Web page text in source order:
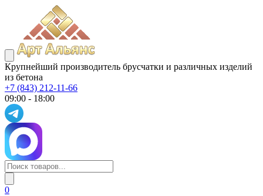
Крупнейший производитель брусчатки и различных изделий
из бетона
+7 (843) 212-11-66
09:00 - 18:00
0